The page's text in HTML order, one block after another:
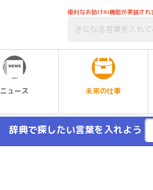
便利なお助けAI機能が実装され
ニュース 未来の仕事
辞典で探したい言葉を入れよう